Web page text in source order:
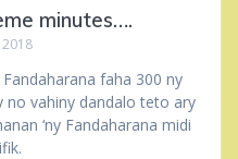
minutes….
faha 300 ny
no vahiny dandalo teto ary
‘ny Fandaharana midi